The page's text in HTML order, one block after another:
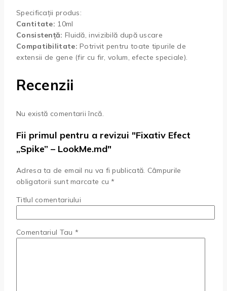
Specificații produs:
Cantitate: 10ml
Consistență: Fluidă, invizibilă după uscare
Compatibilitate: Potrivit pentru toate tipurile de
extensii de gene (fir cu fir, volum, efecte speciale).
Recenzii
Nu există comentarii încă.
Fii primul pentru a revizui "Fixativ Efect
„Spike” – LookMe.md"
Adresa ta de email nu va fi publicată. Câmpurile
obligatorii sunt marcate cu*
Titlul comentariului
Comentariul Tau *